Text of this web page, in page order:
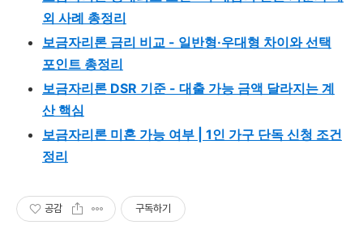
외 사례 총정리
보금자리론 금리 비교 - 일반형·우대형 차이와 선택
포인트 총정리
보금자리론 DSR 기준 - 대출 가능 금액 달라지는 계
산 핵심
보금자리론 미혼 가능 여부 | 1인 가구 단독 신청 조건
정리
공감 구독하기